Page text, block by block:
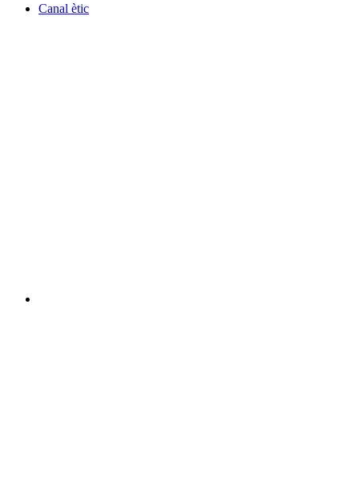
Canal ètic